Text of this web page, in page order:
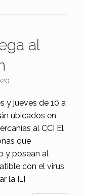
al
y jueves de 10 a
ubicados en
al CCI El
que
y posean al
con el virus,
la […]